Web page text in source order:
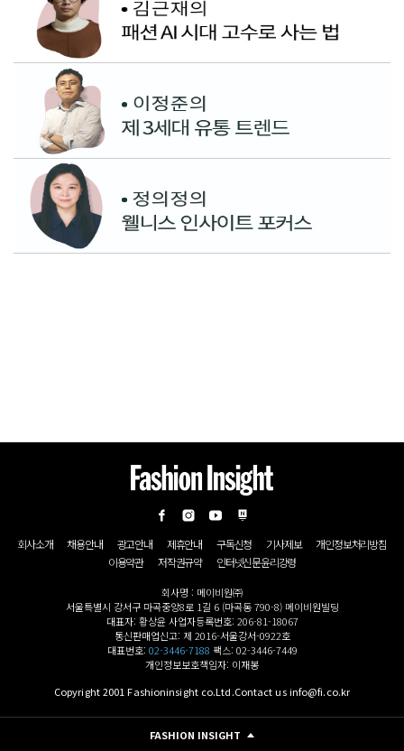
회사소개 채용안내 광고안내 제휴안내 구독신청 기사제보
개인정보처리방침
이용약관
저작권규약 인터넷신문윤리강령
회사명 : 메이비원㈜
서울특별시 강서구 마곡중앙8로 1길 6 (마곡동 790-8) 메이비원빌딩
대표자: 황상윤 사업자등록번호: 206-81-18067
통신판매업신고: 제 2016-서울강서-0922호
대표번호: 02-3446-7188 팩스: 02-3446-7449
개인정보보호책임자: 이재봉
Copyright 2001 Fashioninsight co.Ltd.Contact us info@fi.co.kr
FASHION INSIGHT